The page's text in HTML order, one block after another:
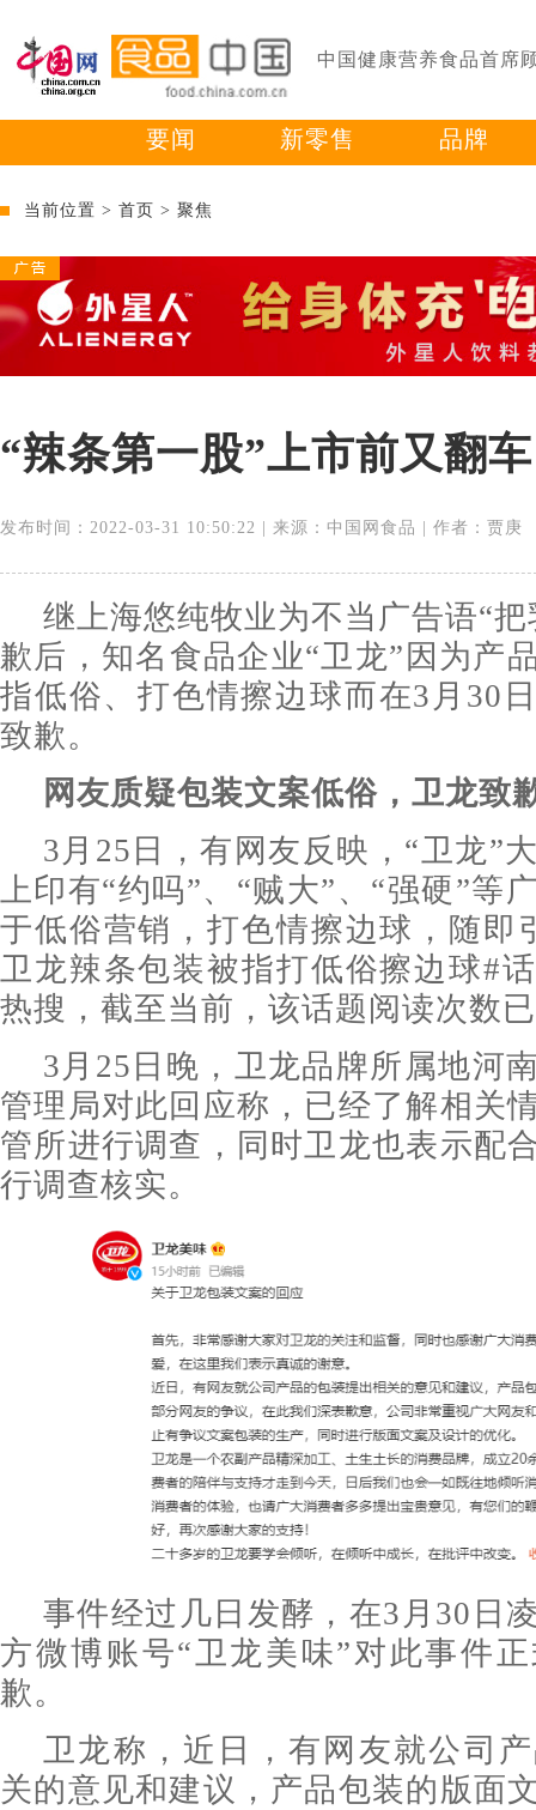
中国健康营养食品首席
要闻 新零售 品牌
当前位置 > 首页 > 聚焦
“辣条第一股”上市前又翻
发布时间：2022-03-31 10:50:22 | 来源：中国网食品 | 作者：贾庚
继上海悠纯牧业为不当广告语“
歉后，知名食品企业“卫龙”因为产
指低俗、打色情擦边球而在3月30
致歉。
网友质疑包装文案低俗，卫龙致
3月25日，有网友反映，“卫龙”
上印有“约吗”、“贼大”、“强硬”等
于低俗营销，打色情擦边球，随即
卫龙辣条包装被指打低俗擦边球#
热搜，截至当前，该话题阅读次数
3月25日晚，卫龙品牌所属地河
管理局对此回应称，已经了解相关
管所进行调查，同时卫龙也表示配
行调查核实。
事件经过几日发酵，在3月30日
方微博账号“卫龙美味”对此事件
歉。
卫龙称，近日，有网友就公司
关的意见和建议，产品包装的版面